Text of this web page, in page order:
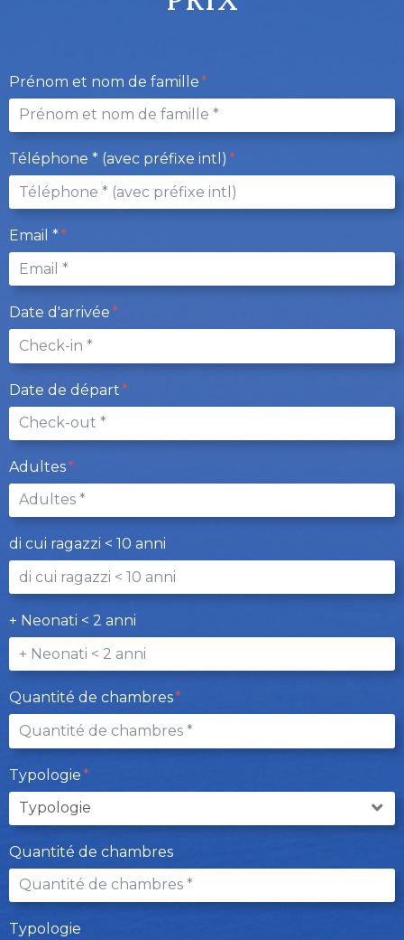
Prénom et nom de famille
Téléphone * (avec préfixe intl)
Email *
Date d'arrivée
Date de départ
Adultes
di cui ragazzi < 10 anni
+ Neonati < 2 anni
Quantité de chambres
Typologie
Quantité de chambres
Typologie